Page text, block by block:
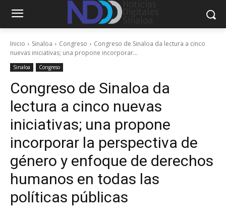
Inicio Sinaloa Congreso
Congreso de Sinaloa da lectura a cinco
nuevas iniciativas; una propone incorporar...
Sinaloa Congreso
Congreso de Sinaloa da
lectura a cinco nuevas
iniciativas; una propone
incorporar la perspectiva de
género y enfoque de derechos
humanos en todas las
políticas públicas